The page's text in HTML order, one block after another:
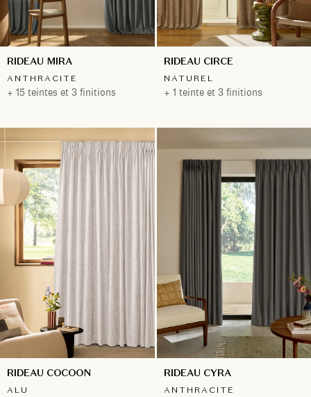
RIDEAU MIRA
ANTHRACITE
+ 15 teintes et 3 finitions
RIDEAU CIRCE
NATUREL
+ 1 teinte et 3 finitions
RIDEAU COCOON
ALU
RIDEAU CYRA
ANTHRACITE